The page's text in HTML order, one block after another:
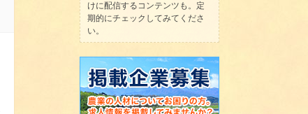
けに配信するコンテンツも。定
期的にチェックしてみてくださ
い。